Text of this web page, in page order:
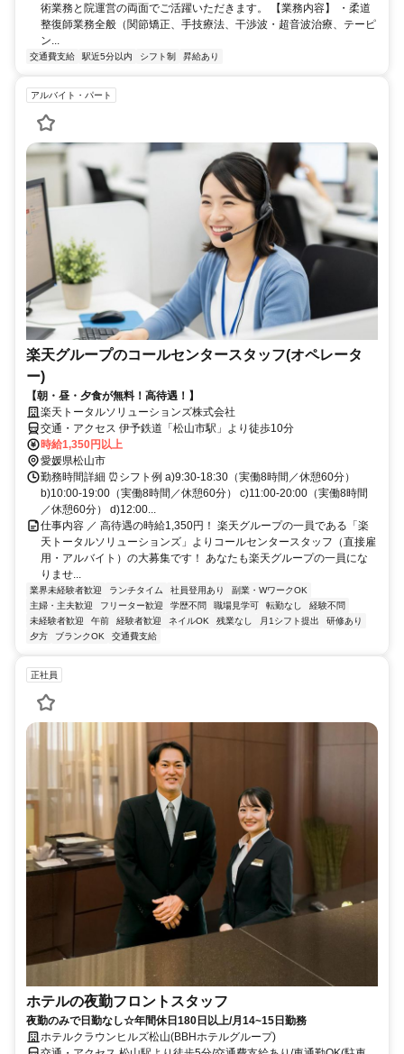
術業務と院運営の両面でご活躍いただきます。 【業務内容】 ・柔道
整復師業務全般（関節矯正、手技療法、干渉波・超音波治療、テーピ
ン...
交通費支給 駅近5分以内 シフト制 昇給あり
アルバイト・パート
楽天グループのコールセンタースタッフ(オペレータ
ー)
【朝・昼・夕食が無料！高待遇！】
楽天トータルソリューションズ株式会社
交通・アクセス 伊予鉄道「松山市駅」より徒歩10分
時給1,350円以上
愛媛県松山市
勤務時間詳細 ⏰シフト例 a)9:30-18:30（実働8時間／休憩60分）
b)10:00-19:00（実働8時間／休憩60分） c)11:00-20:00（実働8時間
／休憩60分） d)12:00...
仕事内容 ／ 高待遇の時給1,350円！ 楽天グループの一員である「楽
天トータルソリューションズ」よりコールセンタースタッフ（直接雇
用・アルバイト）の大募集です！ あなたも楽天グループの一員にな
りませ...
業界未経験者歓迎 ランチタイム 社員登用あり
副業・WワークOK
主婦・主夫歓迎
フリーター歓迎 学歴不問 職場見学可 転勤なし
経験不問
未経験者歓迎
午前 経験者歓迎 ネイルOK 残業なし 月1シフト提出
研修あり
夕方
ブランクOK 交通費支給
正社員
ホテルの夜勤フロントスタッフ
夜勤のみで日勤なし☆年間休日180日以上/月14~15日勤務
ホテルクラウンヒルズ松山(BBHホテルグループ)